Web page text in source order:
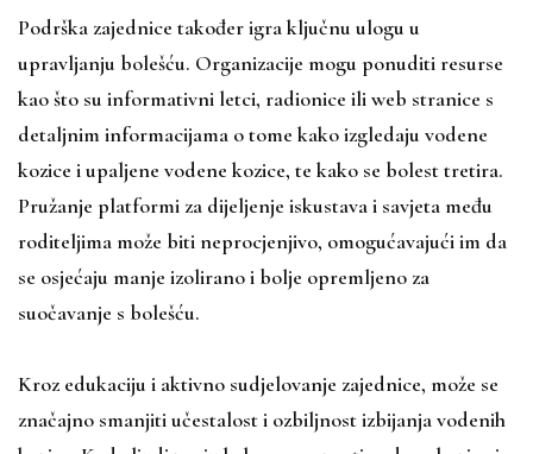
Podrška zajednice također igra ključnu ulogu u
upravljanju bolešću. Organizacije mogu ponuditi resurse
kao što su informativni letci, radionice ili web stranice s
detaljnim informacijama o tome kako izgledaju vodene
kozice i upaljene vodene kozice, te kako se bolest tretira.
Pružanje platformi za dijeljenje iskustava i savjeta među
roditeljima može biti neprocjenjivo, omogućavajući im da
se osjećaju manje izolirano i bolje opremljeno za
suočavanje s bolešću.
Kroz edukaciju i aktivno sudjelovanje zajednice, može se
značajno smanjiti učestalost i ozbiljnost izbijanja vodenih